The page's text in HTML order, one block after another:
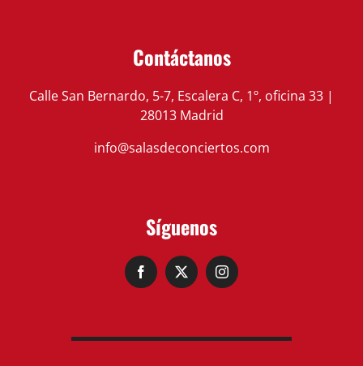
Contáctanos
Calle San Bernardo, 5-7, Escalera C, 1º, oficina 33 |
28013 Madrid
info@salasdeconciertos.com
Síguenos